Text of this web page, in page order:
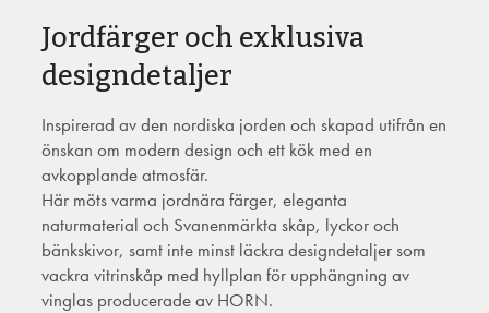
Jordfärger och exklusiva
designdetaljer
Inspirerad av den nordiska jorden och skapad utifrån en
önskan om modern design och ett kök med en
avkopplande atmosfär.
Här möts varma jordnära färger, eleganta
naturmaterial och Svanenmärkta skåp, lyckor och
bänkskivor, samt inte minst läckra designdetaljer som
vackra vitrinskåp med hyllplan för upphängning av
vinglas producerade av HORN.